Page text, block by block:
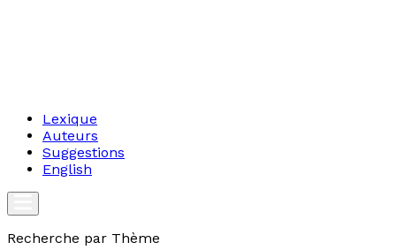
Lexique
Auteurs
Suggestions
English
Recherche par Thème